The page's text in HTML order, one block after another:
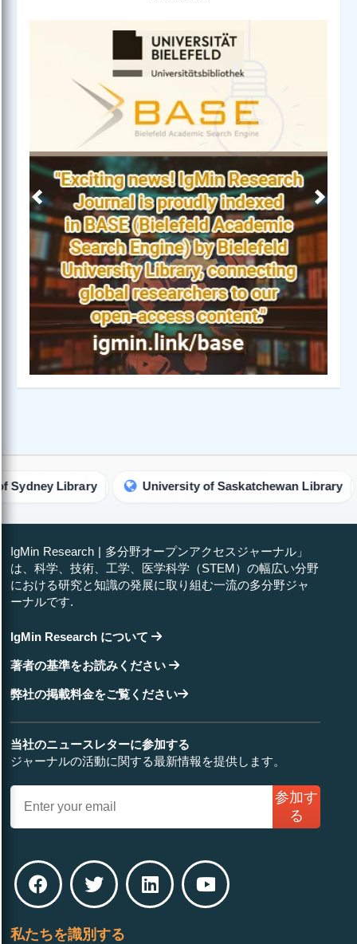
Previous Next
Library University of Saskatchewan Library
IgMin Research | 多分野オープンアクセスジャーナル」
は、科学、技術、工学、医学科学（STEM）の幅広い分野
における研究と知識の発展に取り組む一流の多分野ジャ
ーナルです.
IgMin Research について
著者の基準をお読みください
弊社の掲載料金をご覧ください
当社のニュースレターに参加する
ジャーナルの活動に関する最新情報を提供します。
参加す
る
私たちを識別する